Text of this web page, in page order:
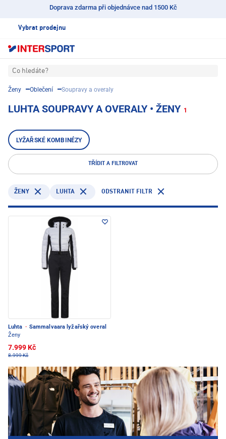
Doprava zdarma při objednávce nad 1500 Kč
Vybrat prodejnu
Co hledáte?
Ženy Oblečení Soupravy a overaly
LUHTA SOUPRAVY A OVERALY • ŽENY 1
LYŽAŘSKÉ KOMBINÉZY
TŘÍDIT A FILTROVAT
ŽENY LUHTA ODSTRANIT FILTR
Luhta · Sammalvaara lyžařský overal
Ženy
7.999 Kč
8.999 Kč